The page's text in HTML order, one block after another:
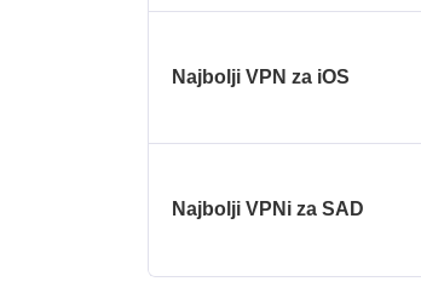
Najbolji VPN za iOS
Najbolji VPNi za SAD